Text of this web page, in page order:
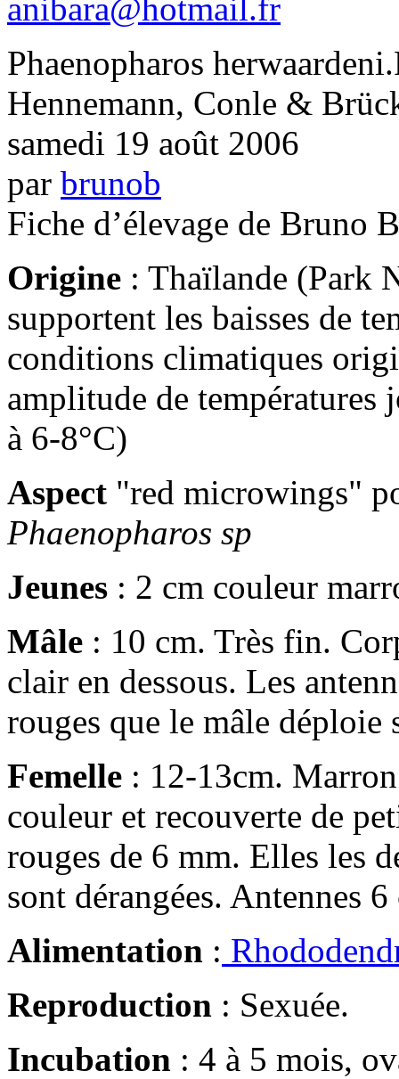
anibara@hotmail.fr
Phaenopharos
Hennemann, Conle &
samedi 19 août 2006
par brunob
Fiche d’élevage de Bruno
Origine : Thaïlande (Park
supportent les baisses de
conditions climatiques
amplitude de
à 6-8°C)
Aspect "red microwings"
Phaenopharos sp
Jeunes : 2 cm couleur
Mâle : 10 cm. Très fin.
clair en dessous. Les
rouges que le mâle déploie
Femelle : 12-13cm.
couleur et recouverte de
rouges de 6 mm. Elles les
sont dérangées. Antennes
Alimentation :
Reproduction : Sexuée.
Incubation : 4 à 5 mois,